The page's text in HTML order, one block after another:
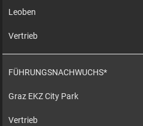
Leoben
Vertrieb
FÜHRUNGSNACHWUCHS*
Graz EKZ City Park
Vertrieb